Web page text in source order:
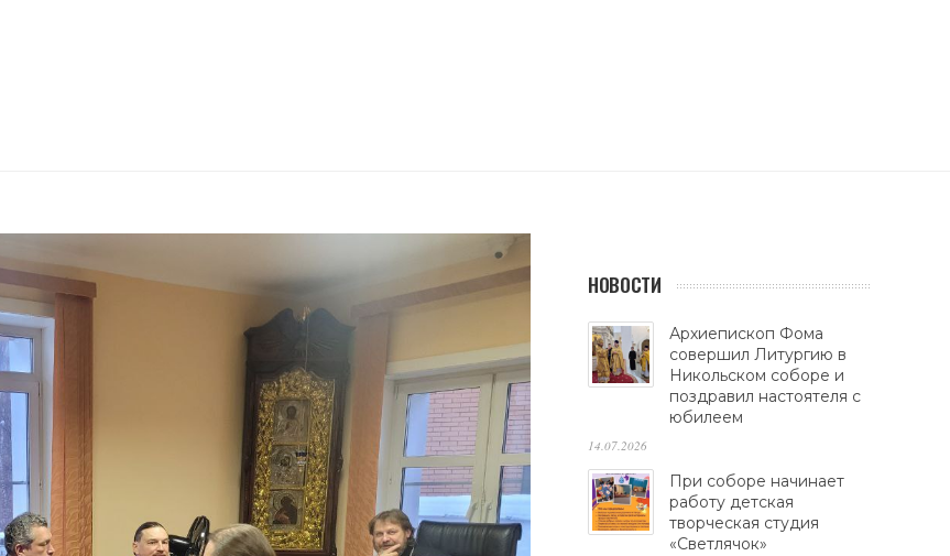
НОВОСТИ
Архиепископ Фома
совершил Литургию в
Никольском соборе и
поздравил настоятеля с
юбилеем
14.07.2026
При соборе начинает
работу детская
творческая студия
«Светлячок»